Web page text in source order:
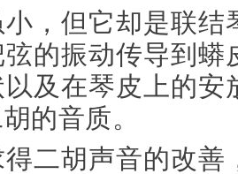
但它却是联结
的振动传导到蟒
及在琴皮上的安
的音质。
胡声音的改善